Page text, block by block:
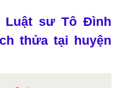
Luật sư Tô Đình
thửa tại huyện